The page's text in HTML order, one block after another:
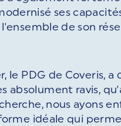
ses
de son
le PDG de Coveris, a
absolument ravis,
nous ayons
idéale qui